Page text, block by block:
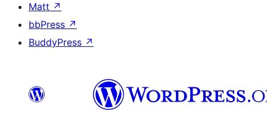
Matt ↗
bbPress ↗
BuddyPress ↗